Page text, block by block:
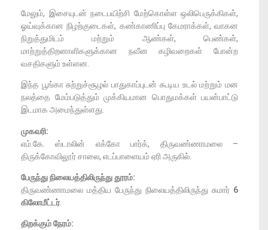
மேலும், இசையுடன் நடைபயிற்சி மேற்கொள்ள ஒலிபெருக்கிகள்,
ஓய்வுக்கான நிழற்குடைகள், கண்காணிப்பு கேமராக்கள், வாகன
நிறுத்துமிடம் மற்றும் ஆண்கள், பெண்கள்,
மாற்றுத்திறனாளிகளுக்கான நவீன கழிவறைகள் போன்ற
வசதிகளும் உள்ளன.
இந்த பூங்கா சுற்றுச்சூழல் பாதுகாப்புடன் கூடிய உடல் மற்றும் மன
நலத்தை மேம்படுத்தும் முக்கியமான பொதுமக்கள் பயன்பாட்டு
இடமாக அமைந்துள்ளது.
முகவரி:
எம்.கே. ஸ்டாலின் எக்கோ பார்க், திருவண்ணாமலை –
திருக்கோவிலூர் சாலை, எடப்பாளையம் ஏரி அருகில்.
பேருந்து நிலையத்திலிருந்து தூரம்:
திருவண்ணாமலை மத்திய பேருந்து நிலையத்திலிருந்து சுமார் 6
கிலோமீட்டர்.
திறக்கும் நேரம்: